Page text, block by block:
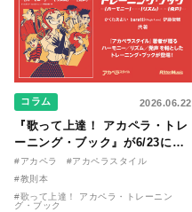
コラム 2026.06.22
『歌って上達！ アカペラ・トレ
ーニング・ブック』が6/23に発
売！ 課題曲音源・音取り用アプ
リを公開。
#アカペラ
#アカペラスタイル
#教則本
#歌って上達！ アカペラ・トレーニン
グ・ブック